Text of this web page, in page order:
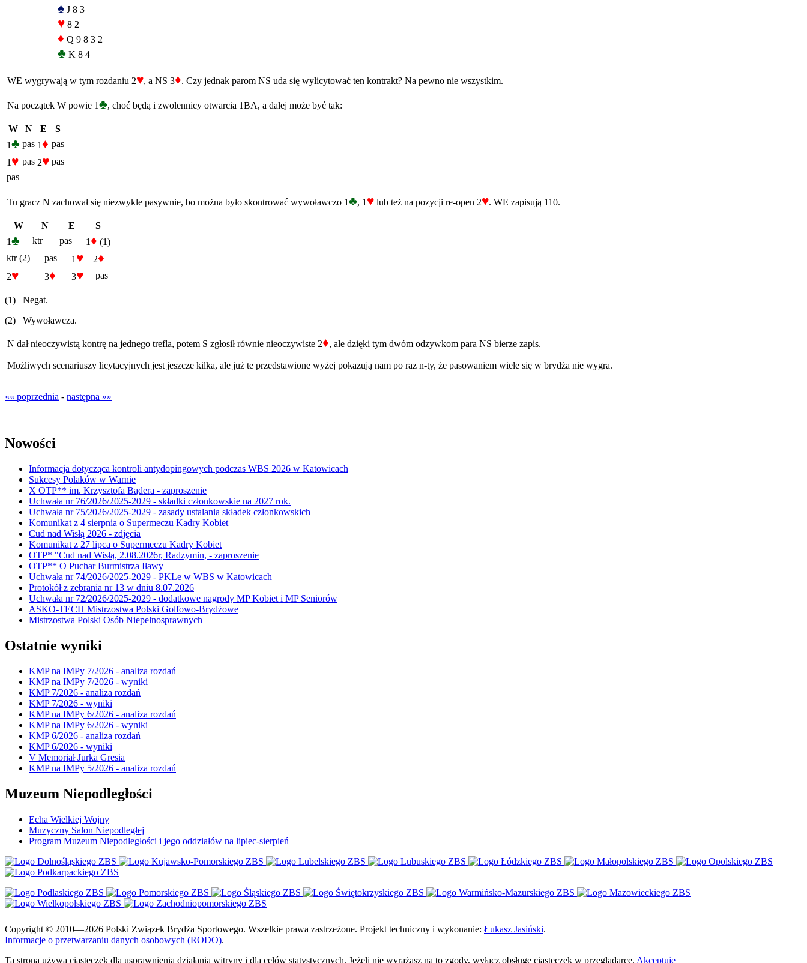
♠ J 8 3
♥ 8 2
♦ Q 9 8 3 2
♣ K 8 4
WE wygrywają w tym rozdaniu 2♥, a NS 3♦. Czy jednak parom NS uda się wylicytować ten kontrakt? Na pewno nie wszystkim.
Na początek W powie 1♣, choć będą i zwolennicy otwarcia 1BA, a dalej może być tak:
W N E
S
1♣ pas 1♦ pas
1 ♥ pas 2♥ pas
pas
Tu gracz N zachował się niezwykle pasywnie, bo można było skontrować wywoławczo 1♣, 1 ♥ lub też na pozycji re-open 2♥. WE zapisują 110.
W N E
S
1♣ ktr pas 1♦ (1)
ktr (2)
pas 1 ♥ 2♦
2♥ 3♦ 3♥ pas
(1) Negat.
(2) Wywoławcza.
N dał nieoczywistą kontrę na jednego trefla, potem S zgłosił równie nieoczywiste 2♦, ale dzięki tym dwóm odzywkom para NS bierze zapis.
Możliwych scenariuszy licytacyjnych jest jeszcze kilka, ale już te przedstawione wyżej pokazują nam po raz n-ty, że pasowaniem wiele się w brydża nie wygra.
«« poprzednia - następna »»
Nowości
Informacja dotycząca kontroli antydopingowych podczas WBS 2026 w Katowicach
Sukcesy Polaków w Warnie
X OTP** im. Krzysztofa Bądera - zaproszenie
Uchwała nr 76/2026/2025-2029 - składki członkowskie na 2027 rok.
Uchwała nr 75/2026/2025-2029 - zasady ustalania składek członkowskich
Komunikat z 4 sierpnia o Supermeczu Kadry Kobiet
Cud nad Wisłą 2026 - zdjęcia
Komunikat z 27 lipca o Supermeczu Kadry Kobiet
OTP* "Cud nad Wisłą, 2.08.2026r, Radzymin, - zaproszenie
OTP** O Puchar Burmistrza Iławy
Uchwała nr 74/2026/2025-2029 - PKLe w WBS w Katowicach
Protokół z zebrania nr 13 w dniu 8.07.2026
Uchwała nr 72/2026/2025-2029 - dodatkowe nagrody MP Kobiet i MP Seniorów
ASKO-TECH Mistrzostwa Polski Golfowo-Brydżowe
Mistrzostwa Polski Osób Niepełnosprawnych
Ostatnie wyniki
KMP na IMPy 7/2026 - analiza rozdań
KMP na IMPy 7/2026 - wyniki
KMP 7/2026 - analiza rozdań
KMP 7/2026 - wyniki
KMP na IMPy 6/2026 - analiza rozdań
KMP na IMPy 6/2026 - wyniki
KMP 6/2026 - analiza rozdań
KMP 6/2026 - wyniki
V Memoriał Jurka Gresia
KMP na IMPy 5/2026 - analiza rozdań
Muzeum Niepodległości
Echa Wielkiej Wojny
Muzyczny Salon Niepodległej
Program Muzeum Niepodległości i jego oddziałów na lipiec-sierpień
Copyright © 2010—2026 Polski Związek Brydża Sportowego. Wszelkie prawa zastrzeżone. Projekt techniczny i wykonanie: Łukasz Jasiński.
Informacje o przetwarzaniu danych osobowych (RODO).
Ta strona używa ciasteczek dla usprawnienia działania witryny i dla celów statystycznych. Jeżeli nie wyrażasz na to zgody, wyłącz obsługę ciasteczek w przeglądarce. Akceptuję